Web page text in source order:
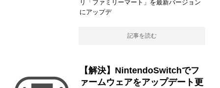
リ「ファミリーマート」を最新バージョン
にアップデ
記事を読む
【解決】NintendoSwitchでフ
ァームウェアをアップデート更